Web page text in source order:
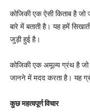
कोजिकी एक ऐसी किताब है
बारे में बताती है। यह हमें
जुड़ी हुई है।
कोजिकी एक अमूल्य ग्रंथ है जो
जानने में मदद करता है। यह
कुछ महत्वपूर्ण विचार